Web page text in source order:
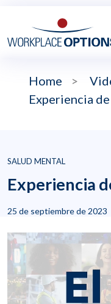
Home >
Experiencia
SALUD MENTAL
Experiencia
25 de septiembre de 2023